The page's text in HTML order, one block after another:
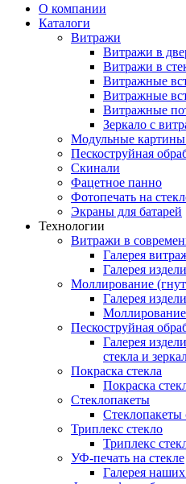
О компании
Каталоги
Витражи
Витражи в
Витражи в
Витражные
Витражные
Витражные
Зеркало с
Модульные картины
Пескоструйная
Скинали
Фацетное панно
Фотопечать на
Экраны для батарей
Технологии
Витражи в
Галерея
Галерея
Моллирование
Галерея
Моллирование
Пескоструйная
Галерея
стекла и
Покраска стекла
Покраска
Стеклопакеты
Стеклопакеты
Триплекс стекло
Триплекс
УФ-печать на стекле
Галерея